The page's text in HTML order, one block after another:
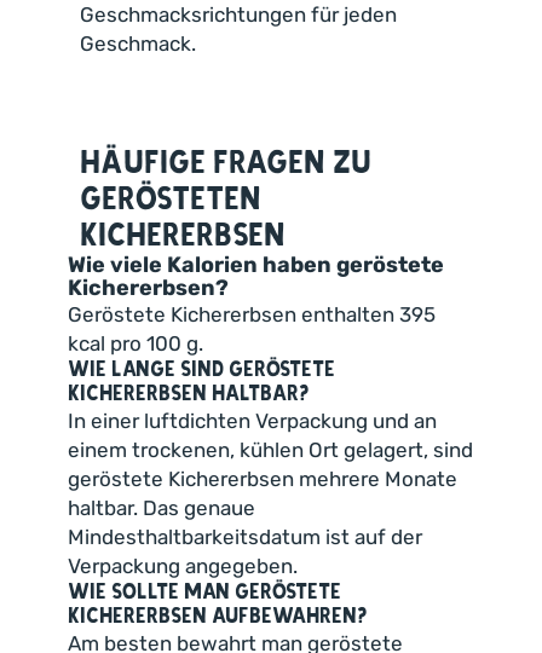
Geschmacksrichtungen für jeden
Geschmack.
Häufige Fragen zu
gerösteten
Kichererbsen
Wie viele Kalorien haben geröstete
Kichererbsen?
Geröstete Kichererbsen enthalten 395
kcal pro 100 g.
Wie lange sind geröstete
Kichererbsen haltbar?
In einer luftdichten Verpackung und an
einem trockenen, kühlen Ort gelagert, sind
geröstete Kichererbsen mehrere Monate
haltbar. Das genaue
Mindesthaltbarkeitsdatum ist auf der
Verpackung angegeben.
Wie sollte man geröstete
Kichererbsen aufbewahren?
Am besten bewahrt man geröstete